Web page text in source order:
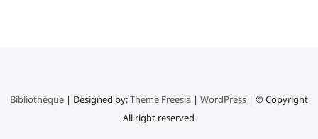
Bibliothèque| Designed by:Theme Freesia| WordPress| © Copyright
All right reserved